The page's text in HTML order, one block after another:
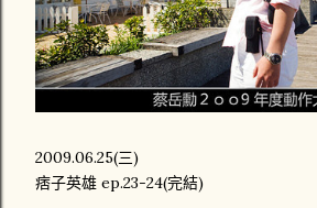
2009.06.25(三)
痞子英雄 ep.23-24(完結)